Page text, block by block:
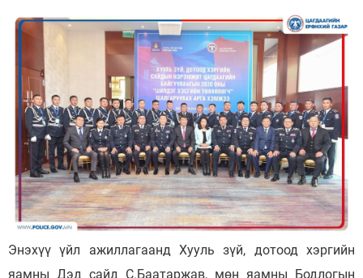
Энэхүү үйл ажиллагаанд Хууль зүй, дотоод хэргийн
яамны Дэд сайд С.Баатаржав, мөн яамны Бодлогын